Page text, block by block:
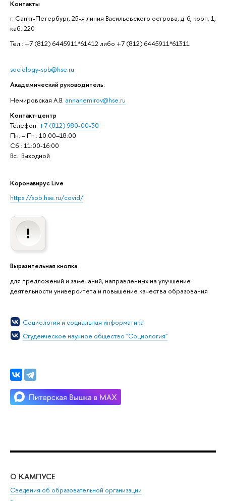
Контакты
г. Санкт-Петербург, 25-я линия Васильевского острова, д. 6, корп. 1,
каб. 220
Тел.: +7 (812) 6445911*61412 либо +7 (812) 6445911*61311
sociology-spb@hse.ru
Академический руководитель:
Немировская А.В. annanemirov@hse.ru
Контакт-центр
Телефон: +7 (812) 980-00-30
Пн. – Пт.: 10:00–18:00
Сб.: 11:00-16:00
Вс.: Выходной
Коронавирус Live
https://spb.hse.ru/covid/
Выразительная кнопка
для предложений и замечаний, направленных на улучшение
деятельности университета и повышение качества образования
Социология и социальная информатика
Студенческое научное общество "Социология"
О КАМПУСЕ
Сведения об образовательной организации